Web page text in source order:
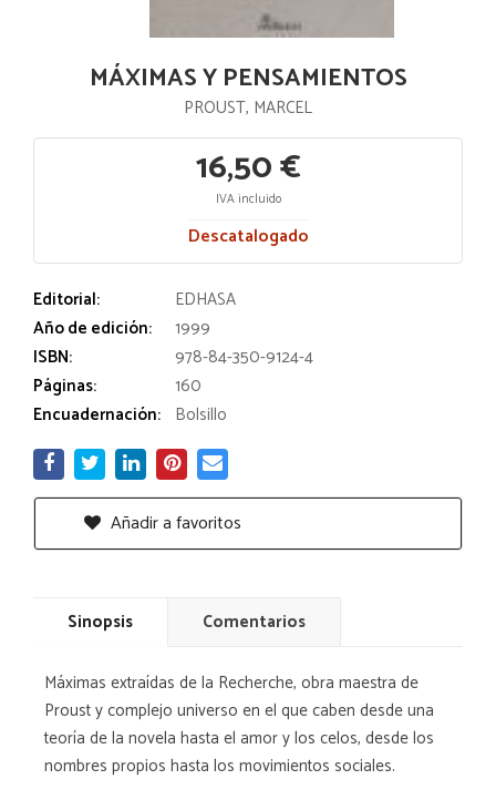
MÁXIMAS Y PENSAMIENTOS
PROUST, MARCEL
16,50 €
IVA incluido
Descatalogado
Editorial:
EDHASA
Año de edición:
1999
ISBN:
978-84-350-9124-4
Páginas:
160
Encuadernación: Bolsillo
Añadir a favoritos
Sinopsis Comentarios
Máximas extraídas de la Recherche, obra maestra de
Proust y complejo universo en el que caben desde una
teoría de la novela hasta el amor y los celos, desde los
nombres propios hasta los movimientos sociales.